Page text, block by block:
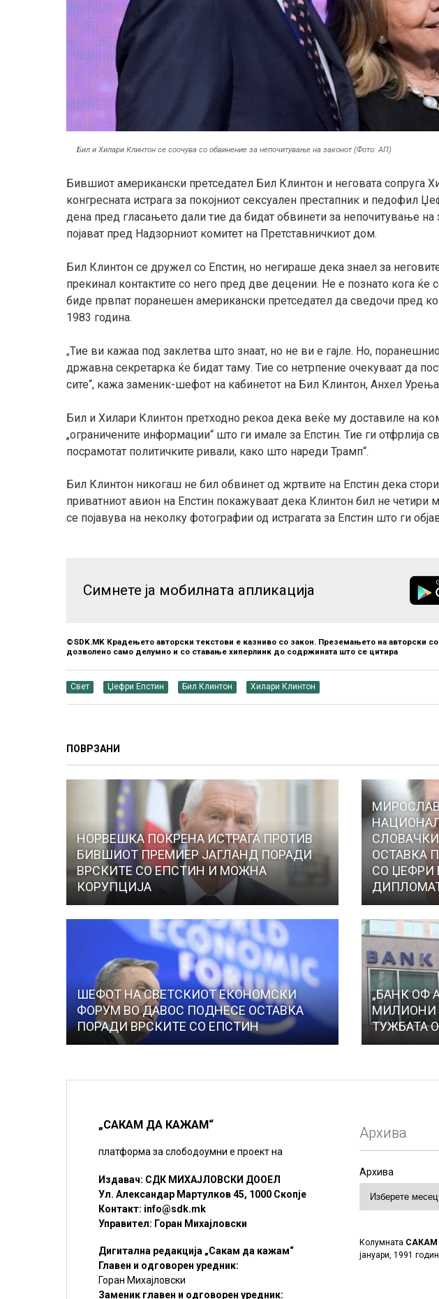
Бил и Хилари Клинтон се соочува со обвинение за непочитување на законот (Фото: АП)
Бившиот американски претседател Бил Клинтон и неговата сопруга
конгресната истрага за покојниот сексуален престапник и педофил
дена пред гласањето дали тие да бидат обвинети за непочитување
појават пред Надзорниот комитет на Претставничкиот дом.
Бил Клинтон се дружел со Епстин, но негираше дека знаел за
прекинал контактите со него пред две децении. Не е познато кога ќе
биде првпат поранешен американски претседател да сведочи пред
1983 година.
„Тие ви кажаа под заклетва што знаат, но не ви е гајле. Но,
државна секретарка ќе бидат таму. Тие со нетрпение очекуваат да
сите“, кажа заменик-шефот на кабинетот на Бил Клинтон, Анхел
Бил и Хилари Клинтон претходно рекоа дека веќе му доставиле на
„ограничените информации“ што ги имале за Епстин. Тие ги отфрлија
посрамотат политичките ривали, како што нареди Трамп“.
Бил Клинтон никогаш не бил обвинет од жртвите на Епстин дека
приватниот авион на Епстин покажуваат дека Клинтон бил не четири
се појавува на неколку фотографии од истрагата за Епстин што ги
Симнете ја мобилната апликација
©SDK.MK Крадењето авторски текстови е казниво со закон. Преземањето на авторски
дозволено само делумно и со ставање хиперлинк до содржината што се цитира
Свет Џефри Епстин Бил Клинтон Хилари Клинтон
ПОВРЗАНИ
НОРВЕШКА ПОКРЕНА ИСТРАГА ПРОТИВ
БИВШИОТ ПРЕМИЕР ЈАГЛАНД ПОРАДИ
ВРСКИТЕ СО ЕПСТИН И МОЖНА
КОРУПЦИЈА
ОСТАВКА
СО ЏЕФРИ
ШЕФОТ НА СВЕТСКИОТ ЕКОНОМСКИ
ФОРУМ ВО ДАВОС ПОДНЕСЕ ОСТАВКА
ПОРАДИ ВРСКИТЕ СО ЕПСТИН
„БАНК ОФ
МИЛИОНИ
ТУЖБАТА
„САКАМ ДА КАЖАМ“
платформа за слободоумни е проект на
Издавач: СДК МИХАЈЛОВСКИ ДООЕЛ
Ул. Александар Мартулков 45, 1000 Скопје
Контакт: info@sdk.mk
Управител: Горан Михајловски
Дигитална редакција „Сакам да кажам“
Главен и одговорен уредник:
Горан Михајловски
Заменик главен и одговорен уредник:
Архива
Архива
Колумната
јануари, 1991